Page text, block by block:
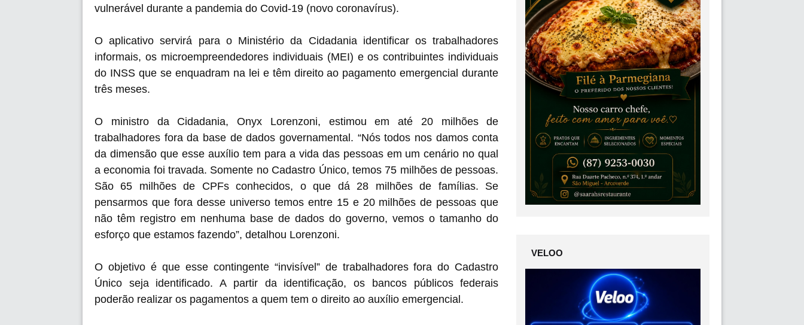
vulnerável durante a pandemia do Covid-19 (novo coronavírus).
O aplicativo servirá para o Ministério da Cidadania identificar os trabalhadores
informais, os microempreendedores individuais (MEI) e os contribuintes individuais
do INSS que se enquadram na lei e têm direito ao pagamento emergencial durante
três meses.
O ministro da Cidadania, Onyx Lorenzoni, estimou em até 20 milhões de
trabalhadores fora da base de dados governamental. “Nós todos nos damos conta
da dimensão que esse auxílio tem para a vida das pessoas em um cenário no qual
a economia foi travada. Somente no Cadastro Único, temos 75 milhões de pessoas.
São 65 milhões de CPFs conhecidos, o que dá 28 milhões de famílias. Se
pensarmos que fora desse universo temos entre 15 e 20 milhões de pessoas que
não têm registro em nenhuma base de dados do governo, vemos o tamanho do
esforço que estamos fazendo”, detalhou Lorenzoni.
O objetivo é que esse contingente “invisível” de trabalhadores fora do Cadastro
Único seja identificado. A partir da identificação, os bancos públicos federais
poderão realizar os pagamentos a quem tem o direito ao auxílio emergencial.
VELOO